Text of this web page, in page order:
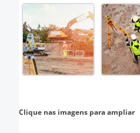
Clique nas imagens para ampliar